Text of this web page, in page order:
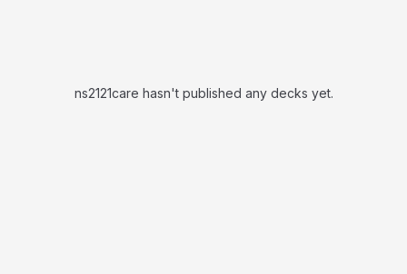
ns2121care hasn't published any decks yet.